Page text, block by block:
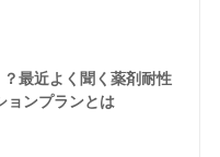
最近よく聞く薬剤耐性
ョンプランとは